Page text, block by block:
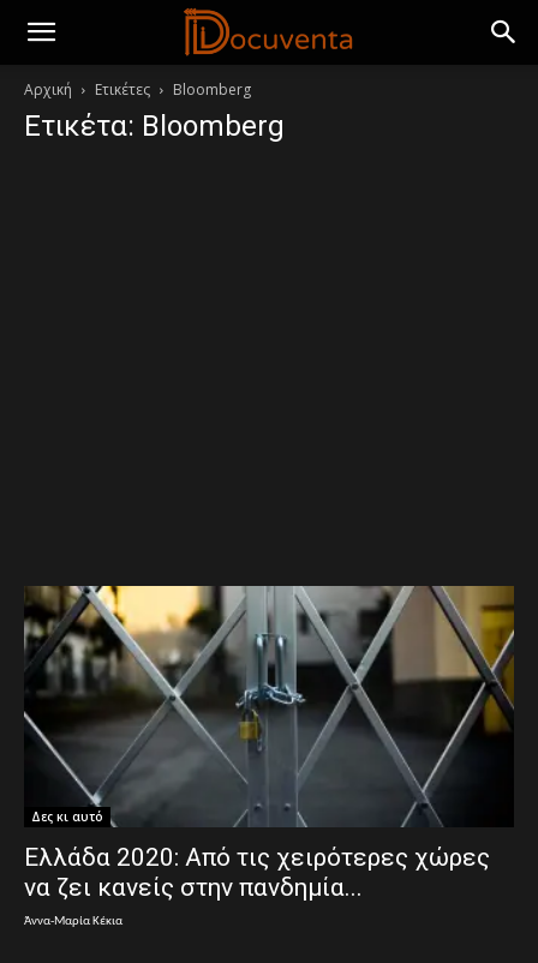
Αρχική Ετικέτες Bloomberg
Ετικέτα: Bloomberg
Δες κι αυτό
Ελλάδα 2020: Από τις χειρότερες χώρες
να ζει κανείς στην πανδημία...
Άννα-Μαρία Κέκια